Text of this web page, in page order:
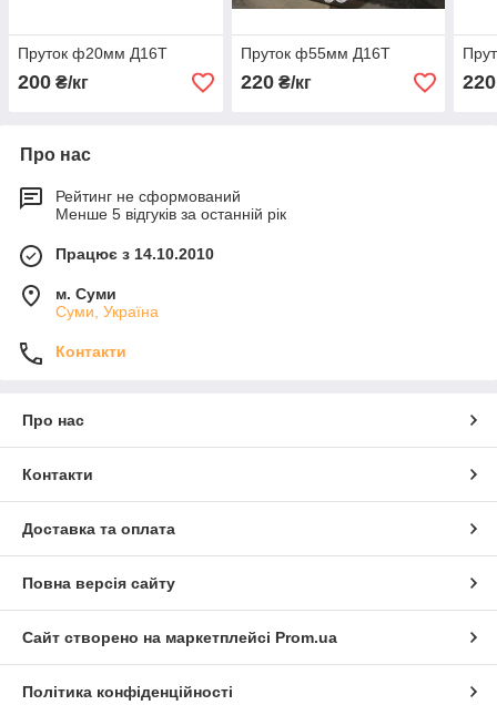
Пруток ф20мм Д16Т
200 ₴/кг
Пруток ф55мм Д16Т
220₴/кг 220
Про нас
Рейтинг не сформований
Менше 5 відгуків за останній рік
Працює з 14.10.2010
м. Суми
Суми, Україна
Контакти
Про нас
Контакти
Доставка та оплата
Повна версія сайту
Сайт створено на маркетплейсі Prom.ua
Політика конфіденційності